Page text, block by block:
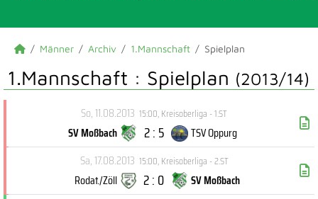
Männer Archiv 1.Mannschaft Spielplan
1.Mannschaft : Spielplan (2013/14)
So, 11.08.2013 15:00,Kreisoberliga - 1.ST
SV Moßbach 2 : 5
TSV Oppurg
Sa, 17.08.2013 15:00,Kreisoberliga - 2.ST
Rodat./Zöll 2 : 0
SV Moßbach